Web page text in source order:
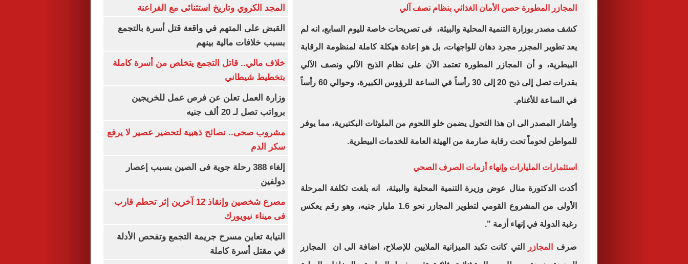
المجازر المطورة حصن الأمان الغذائي بنظام نصف آلي
كشف مصدر بوزارة التنمية المحلية والبيئة، فى تصريحات خاصة لليوم السابع، انه لم
يعد تطوير المجزر مجرد دهان للواجهات، بل هو إعادة هيكلة كاملة لمنظومة الرقابة
البيطرية، و أن المجازر المطورة تعتمد الآن على نظام الذبح الآلي ونصف الآلي
بقدرات تصل إلى ذبح 20 إلى 30 رأساً في الساعة للرؤوس الكبيرة، وحوالي 60 رأساً
في الساعة للأغنام.
وأشار المصدر الى ان هذا التحول يضمن خلو اللحوم من الملوثات البكتيرية، مما يوفر
للمواطن لحوماً تحت رقابة صارمة من الهيئة العامة للخدمات البيطرية.
استثمارات المليارات وإنهاء أزمات الصرف الصحي
أكدت الدكتورة منال عوض وزيرة التنمية المحلية والبيئة، انه بلغت تكلفة المرحلة
الأولى من المشروع القومي لتطوير المجازر نحو 1.6 مليار جنيه، وهو رقم يعكس
رغبة الدولة في إنهاء أزمة ".
صرف المجازر التي كانت تكبد الميزانية الملايين للإصلاح، اضافة الى ان المجازر
المجد الكروي وتاريخ استثنائى مع الفراعنة
القبض على المتهم في واقعة قتل أسرة بالتجمع
بسبب خلافات مالية بينهم
خلاف مالي.. قاتل التجمع يتخلص من أسرة كاملة
بتخطيط شيطاني
وزارة العمل تعلن عن فرص عمل للخريجين
برواتب تصل لـ 20 ألف جنيه
مشروب صحى.. نصائح ذهبية لتحضير عصير لا يرفع
سكر الدم
إلغاء 388 رحلة جوية فى الصين بسبب إعصار
دولفين
مصرع شخصين وإنقاذ 12 آخرين إثر تحطم قارب
فى ميناء نيويورك
النيابة تعاين مسرح جريمة التجمع وتفحص الأدلة
في مقتل أسرة كاملة